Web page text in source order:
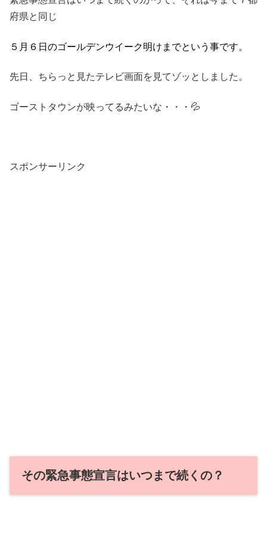
府県と同じ
５月６日のゴールデンウイーク明けまでという事です。
先日、ちらっと見たテレビ画面を見てゾッとしました。
ゴーストタウンが映ってるみたいな・・・💦
スポンサーリンク
その緊急事態宣言はいつまで続くの？